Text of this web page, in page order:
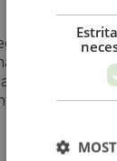
para toda a
a minha
situações
e emocionais!